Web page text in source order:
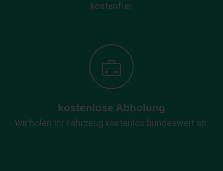
kostenfrei.
kostenlose Abholung
Wir holen Ihr Fahrzeug kostenlos bundesweit ab.